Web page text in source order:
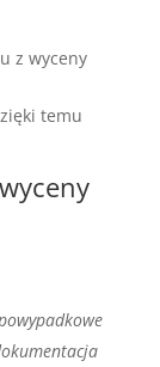
z wyceny
temu